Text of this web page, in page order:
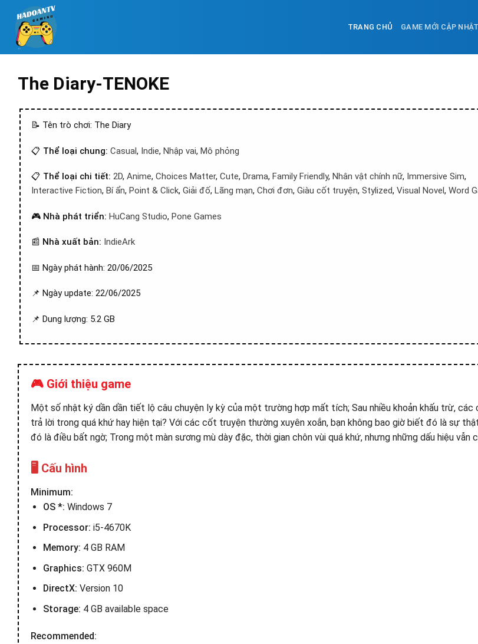
TRANG CHỦ GAME MỚI CẬP NHẬT
The Diary-TENOKE
📝 Tên trò chơi: The Diary
📋 Thể loại chung: Casual, Indie, Nhập vai, Mô phỏng
📋 Thể loại chi tiết: 2D, Anime, Choices Matter, Cute, Drama, Family Friendly, Nhân vật chính nữ, Immersive Sim,
Interactive Fiction, Bí ẩn, Point & Click, Giải đố, Lãng mạn, Chơi đơn, Giàu cốt truyện, Stylized, Visual Novel, Word
🎮 Nhà phát triển: HuCang Studio, Pone Games
📰 Nhà xuất bản: IndieArk
📅 Ngày phát hành: 20/06/2025
📌 Ngày update: 22/06/2025
📌 Dung lượng: 5.2 GB
🎮 Giới thiệu game
Một số nhật ký dần dần tiết lộ câu chuyện ly kỳ của một trường hợp mất tích; Sau nhiều khoản khấu trừ, các
trả lời trong quá khứ hay hiện tại? Với các cốt truyện thường xuyên xoắn, bạn không bao giờ biết đó là sự
đó là điều bất ngờ; Trong một màn sương mù dày đặc, thời gian chôn vùi quá khứ, nhưng những dấu hiệu vẫn
🖥️ Cấu hình
Minimum:
OS *: Windows 7
Processor: i5-4670K
Memory: 4 GB RAM
Graphics: GTX 960M
DirectX: Version 10
Storage: 4 GB available space
Recommended: